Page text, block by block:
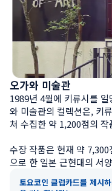
오가와 미술관
1989년 4월에 키류시를
와 미술관의 컬렉션은, 키
쳐 수집한 약 1,200점의
수장 작품은 현재 약
으로 한 일본 근현대의 서
토요코인 클럽카드를 제시